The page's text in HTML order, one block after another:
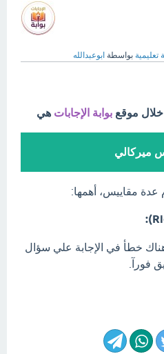
تعليمية بواسطة ابوعبدالله
موقع بوابة الإجابات هي
ميركالي
عدة مقاييس، أهمها:
خطأ في الإجابة علي سؤال
فورآ.